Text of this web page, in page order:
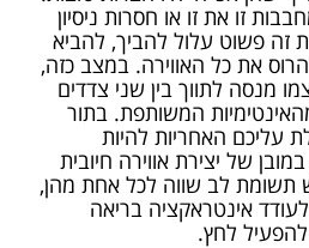
זו את זו או חסרות ניסיון
זה פשוט עלול להביך, להביא
את כל האווירה. במצב כזה,
מנסה לתווך בין שני צדדים
המשותפת. בתור
עליכם האחריות להיות
של יצירת אווירה חיובית
תשומת לב שווה לכל אחת מהן,
אינטראקציה בריאה
להפעיל לחץ.